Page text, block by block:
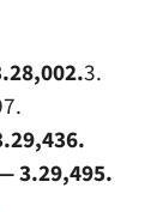
3.
3.29,495.